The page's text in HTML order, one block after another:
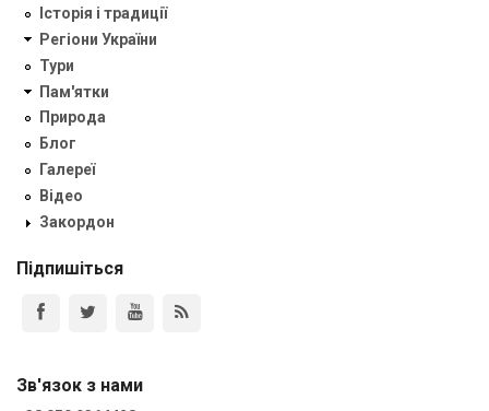
Історія і традиції
Регіони України
Тури
Пам'ятки
Природа
Блог
Галереї
Відео
Закордон
Підпишіться
Зв'язок з нами